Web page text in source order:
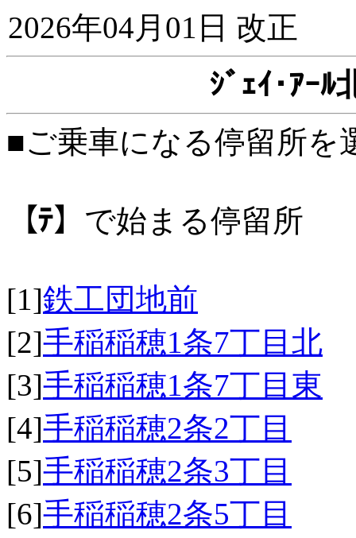
2026年04月01日 改正
ｼﾞｪｲ･ｱｰﾙ
■ご乗車になる停留所を
【ﾃ】 で始まる停留所
[1]鉄工団地前
[2]手稲稲穂1条7丁目北
[3]手稲稲穂1条7丁目東
[4]手稲稲穂2条2丁目
[5]手稲稲穂2条3丁目
[6]手稲稲穂2条5丁目